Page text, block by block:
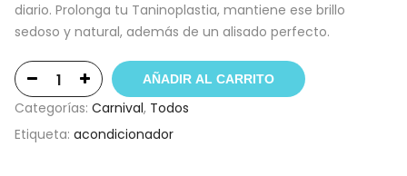
diario. Prolonga tu Taninoplastia, mantiene ese brillo
sedoso y natural, además de un alisado perfecto.
AÑADIR AL CARRITO
Categorías: Carnival, Todos
Etiqueta: acondicionador